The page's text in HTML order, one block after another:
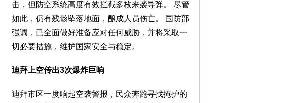
击，但防空系统高度有效拦截多枚来袭导弹。 尽管
如此，仍有残骸坠落地面，酿成人员伤亡。 国防部
强调，已全面做好准备应对任何威胁，并将采取一
切必要措施，维护国家安全与稳定。
迪拜上空传出3次爆炸巨响
迪拜市区一度响起空袭警报，民众奔跑寻找掩护的